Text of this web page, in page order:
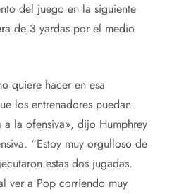
del juego en la siguiente
de 3 yardas por el medio
quiere hacer en esa
los entrenadores puedan
a la ofensiva», dijo Humphrey
“Estoy muy orgulloso de
estas dos jugadas.
ver a Pop corriendo muy